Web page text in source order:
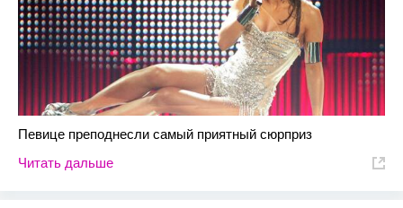
Певице преподнесли самый приятный сюрприз
Читать дальше